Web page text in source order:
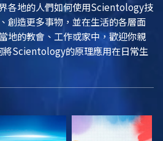
各地的人們如何使用Scientology技
創造更多事物，並在生活的各層面
地的教會、工作或家中，歡迎你親
Scientology的原理應用在日常生